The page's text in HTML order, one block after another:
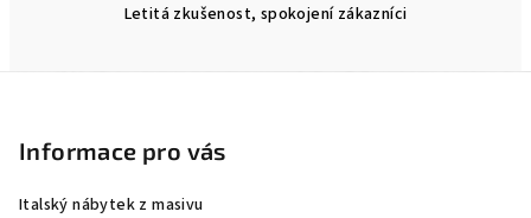
Letitá zkušenost, spokojení zákazníci
Informace pro vás
Italský nábytek z masivu